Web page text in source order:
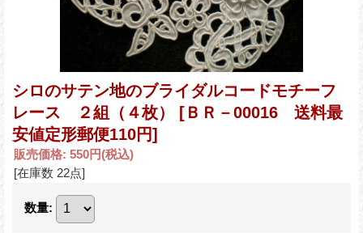
シロのサテン地のブライダルコードモチーフ
レース ２組（４枚） [ＢＲ－00016 送料最
安値定形郵便110円]
販売価格: 550円(税込)
[在庫数 22点]
数量: